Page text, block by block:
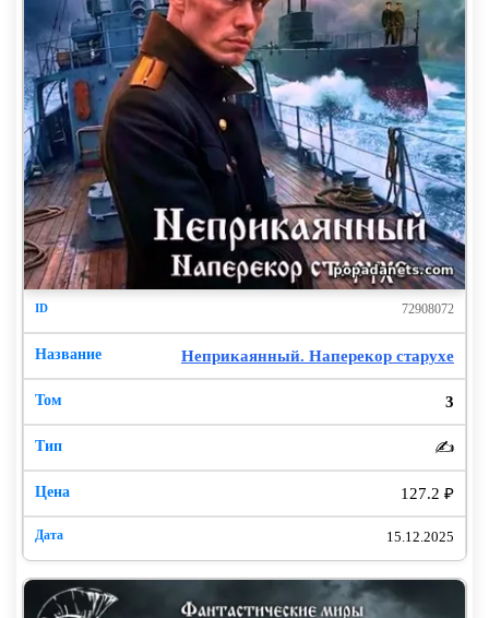
72908072
Неприкаянный. Наперекор старухе
3
✍️
127.2 ₽
15.12.2025